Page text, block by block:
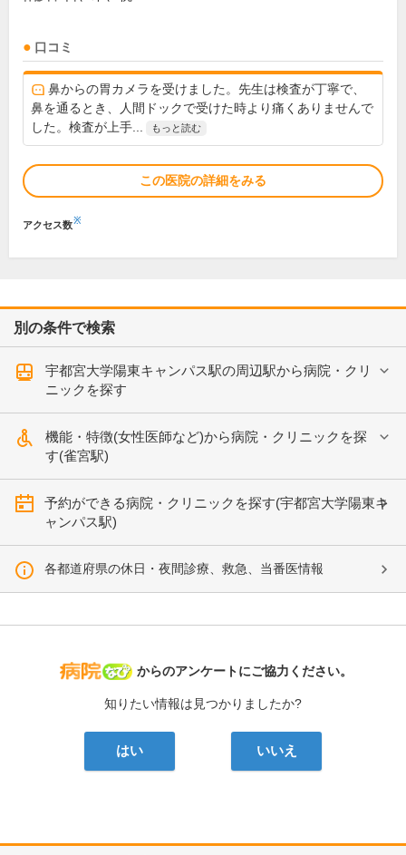
口コミ
鼻からの胃カメラを受けました。先生は検査が丁寧で、
鼻を通るとき、人間ドックで受けた時より痛くありませんで
した。検査が上手...
もっと読む
この医院の詳細をみる
アクセス数※
別の条件で検索
宇都宮大学陽東キャンパス駅の周辺駅から病院・クリ
ニックを探す
機能・特徴(女性医師など)から病院・クリニックを探
す(雀宮駅)
予約ができる病院・クリニックを探す(宇都宮大学陽東キ
ャンパス駅)
各都道府県の休日・夜間診療、救急、当番医情報
病院なび
からのアンケートにご協力ください。
知りたい情報は見つかりましたか?
はい いいえ